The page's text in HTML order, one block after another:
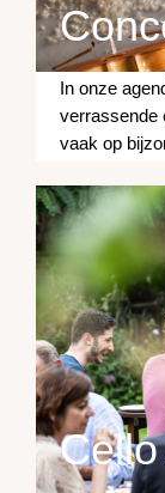
In onze
verrassende
vaak op